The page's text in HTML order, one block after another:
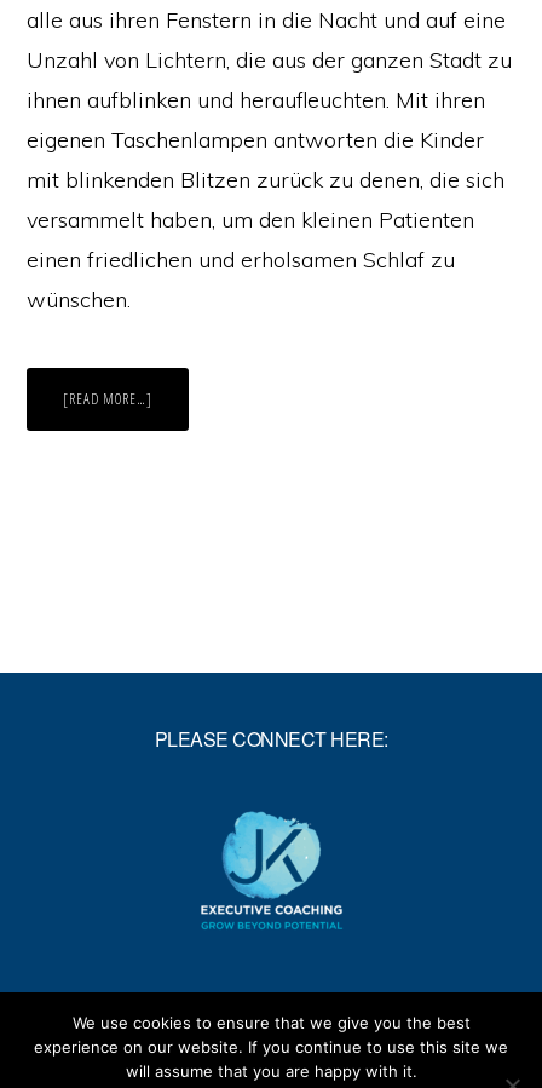
alle aus ihren Fenstern in die Nacht und auf eine
Unzahl von Lichtern, die aus der ganzen Stadt zu
ihnen aufblinken und heraufleuchten. Mit ihren
eigenen Taschenlampen antworten die Kinder
mit blinkenden Blitzen zurück zu denen, die sich
versammelt haben, um den kleinen Patienten
einen friedlichen und erholsamen Schlaf zu
wünschen.
[READ MORE…]
–
PLEASE CONNECT HERE:
We use cookies to ensure that we give you the best
experience on our website. If you continue to use this site we
will assume that you are happy with it.